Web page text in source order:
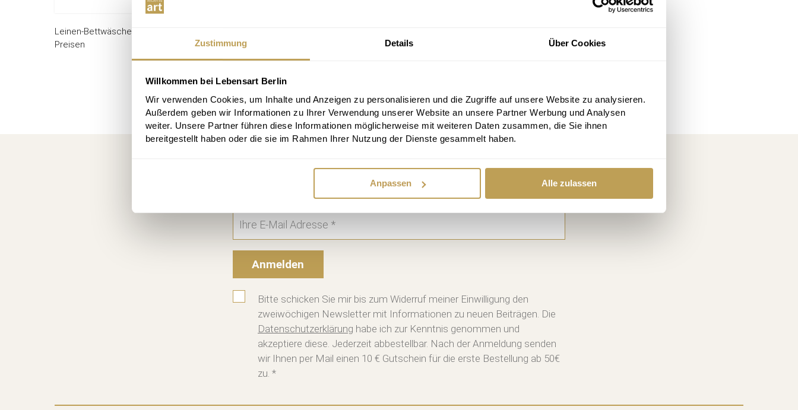
Zustimmung Details Über Cookies
Willkommen bei Lebensart Berlin
Wir verwenden Cookies, um Inhalte und Anzeigen zu personalisieren und die Zugriffe auf unsere Website zu analysieren.
Außerdem geben wir Informationen zu Ihrer Verwendung unserer Website an unsere Partner Werbung und Analysen
weiter. Unsere Partner führen diese Informationen möglicherweise mit weiteren Daten zusammen, die Sie ihnen
bereitgestellt haben oder die sie im Rahmen Ihrer Nutzung der Dienste gesammelt haben.
Anpassen Alle zulassen
Leinen-Bettwäsche Einzelstücke zu reduzierten
Preisen
Kostenlos anmelden und keine Aktion verpassen
10 € Rabatt, Infos alle 2 Wochen, jederzeit abbestellbar
Anmelden
Bitte schicken Sie mir bis zum Widerruf meiner Einwilligung den
zweiwöchigen Newsletter mit Informationen zu neuen Beiträgen. Die
Datenschutzerklärung habe ich zur Kenntnis genommen und
akzeptiere diese. Jederzeit abbestellbar. Nach der Anmeldung senden
wir Ihnen per Mail einen 10 € Gutschein für die erste Bestellung ab 50€
zu. *